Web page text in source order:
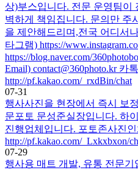
상)부스입니다. 전문 운영팀이
벽하게 책임집니다. 문의만 주
을 제안해드리며,전국 어디서
타그램) https://
https://blog.naver.com/
Email) contact@360photo.kr 카
http://pf.kakao.com/_rxdBin/chat
07-31
행사사진을 현장에서 즉시 보
문포토 문성준실장입니다. 하
진행업체입니다. 포토존사진
http://pf.kakao.com/_Lxkxbxon/
07-29
행사용 매트 개발, 유통 전문